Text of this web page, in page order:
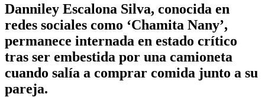
Danniley Escalona Silva, conocida en
redes sociales como ‘Chamita Nany’,
permanece internada en estado crítico
tras ser embestida por una camioneta
cuando salía a comprar comida junto a su
pareja.